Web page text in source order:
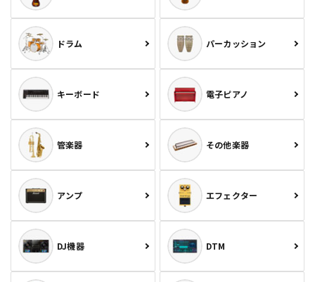
ドラム パーカッション
キーボード 電子ピアノ
管楽器 その他楽器
アンプ エフェクター
DJ機器 DTM